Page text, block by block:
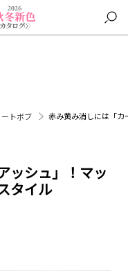
トボブ 赤み黄み消しには「カ
ッシュ」！マッ
タイル